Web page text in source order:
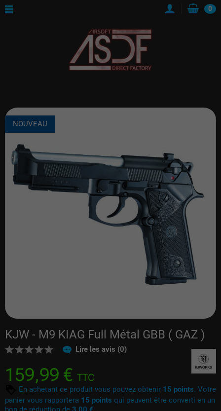
0
NOUVEAU
KJW - M9 KIAG Full Métal GBB ( GAZ )
Lire les avis (0)
159,99 € TTC
En achetant ce produit vous pouvez obtenir 15 points. Votre
panier vous rapportera 15 points qui peuvent être converti en un